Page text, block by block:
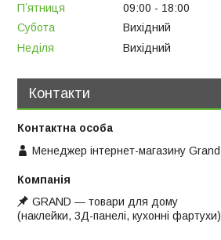
Пʼятниця
09:00
18:00
Субота
Вихідний
Неділя
Вихідний
Контакти
Менеджер інтернет-магазину Grand
GRAND ― товари для дому
(наклейки, 3Д-панелі, кухонні фартухи)